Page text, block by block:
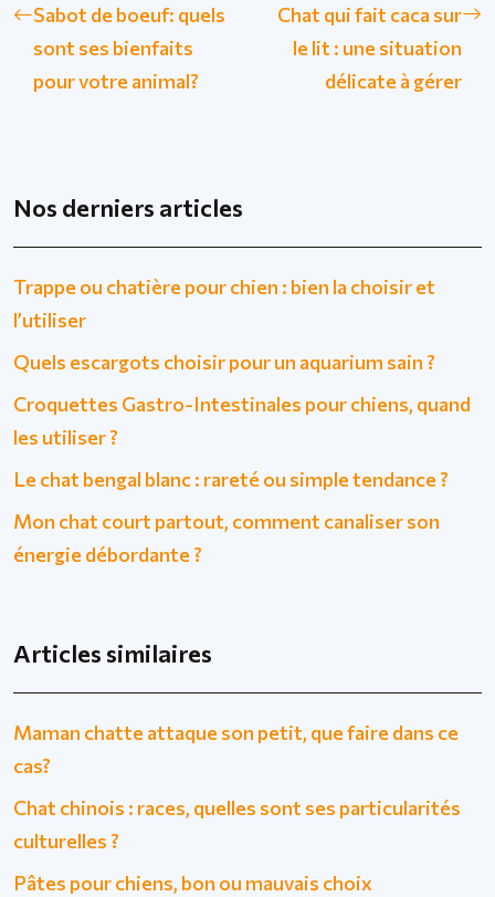
Sabot de boeuf: quels
sont ses bienfaits
pour votre animal?
Chat qui fait caca sur
le lit : une situation
délicate à gérer
Nos derniers articles
Trappe ou chatière pour chien : bien la choisir et
l’utiliser
Quels escargots choisir pour un aquarium sain ?
Croquettes Gastro-Intestinales pour chiens, quand
les utiliser ?
Le chat bengal blanc : rareté ou simple tendance ?
Mon chat court partout, comment canaliser son
énergie débordante ?
Articles similaires
Maman chatte attaque son petit, que faire dans ce
cas?
Chat chinois : races, quelles sont ses particularités
culturelles ?
Pâtes pour chiens, bon ou mauvais choix